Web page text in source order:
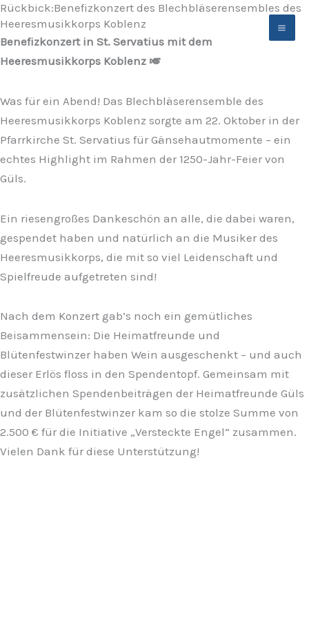
Zum
Inhalt
springen
Rückbick:Benefizkonzert des Blechbläserensembles des
Heeresmusikkorps Koblenz
Benefizkonzert in St. Servatius mit dem
Heeresmusikkorps Koblenz 🎺
Was für ein Abend! Das Blechbläserensemble des
Heeresmusikkorps Koblenz sorgte am 22. Oktober in der
Pfarrkirche St. Servatius für Gänsehautmomente – ein
echtes Highlight im Rahmen der 1250-Jahr-Feier von
Güls.
Ein riesengroßes Dankeschön an alle, die dabei waren,
gespendet haben und natürlich an die Musiker des
Heeresmusikkorps, die mit so viel Leidenschaft und
Spielfreude aufgetreten sind!
Nach dem Konzert gab’s noch ein gemütliches
Beisammensein: Die Heimatfreunde und
Blütenfestwinzer haben Wein ausgeschenkt – und auch
dieser Erlös floss in den Spendentopf. Gemeinsam mit
zusätzlichen Spendenbeiträgen der Heimatfreunde Güls
und der Blütenfestwinzer kam so die stolze Summe von
2.500 € für die Initiative „Versteckte Engel“ zusammen.
Vielen Dank für diese Unterstützung!